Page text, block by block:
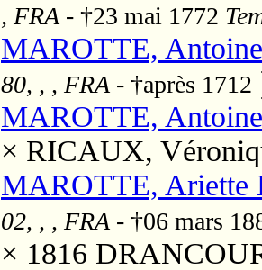
, FRA - †23 mai 1772
MAROTTE, Antoine
80, , , FRA - †après 1712
MAROTTE,
× RICAUX,
MAROTTE, Ariette
02, , , FRA - †06 mars
× 1816